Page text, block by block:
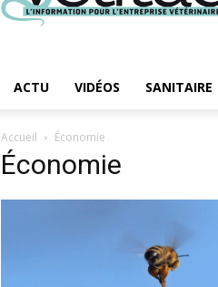
ACTU VIDÉOS SANITAIRE
Accueil Économie
Économie